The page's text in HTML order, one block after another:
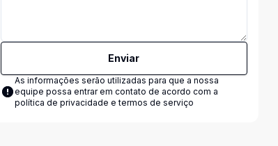
Enviar
As informações serão utilizadas para que a nossa
equipe possa entrar em contato de acordo com a
política de privacidade e termos de serviço